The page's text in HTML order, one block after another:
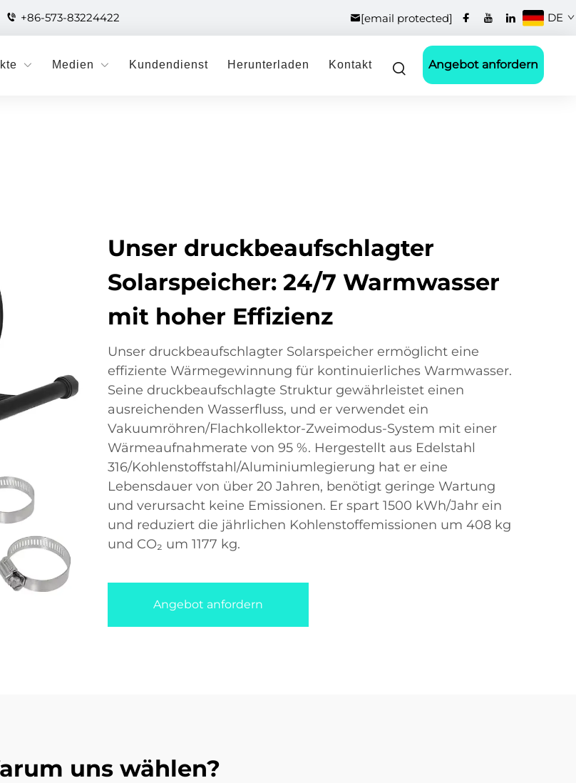
+86-573-83224422 [email protected] DE
Medien Kundendienst Herunterladen Kontakt Angebot anfordern
Unser druckbeaufschlagter
Solarspeicher: 24/7 Warmwasser
mit hoher Effizienz
Unser druckbeaufschlagter Solarspeicher ermöglicht eine
effiziente Wärmegewinnung für kontinuierliches Warmwasser.
Seine druckbeaufschlagte Struktur gewährleistet einen
ausreichenden Wasserfluss, und er verwendet ein
Vakuumröhren/Flachkollektor-Zweimodus-System mit einer
Wärmeaufnahmerate von 95 %. Hergestellt aus Edelstahl
316/Kohlenstoffstahl/Aluminiumlegierung hat er eine
Lebensdauer von über 20 Jahren, benötigt geringe Wartung
und verursacht keine Emissionen. Er spart 1500 kWh/Jahr ein
und reduziert die jährlichen Kohlenstoffemissionen um 408 kg
und CO₂ um 1177 kg.
Angebot anfordern
uns wählen?